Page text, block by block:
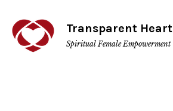
Transparent Heart
Spiritual Female Empowerment